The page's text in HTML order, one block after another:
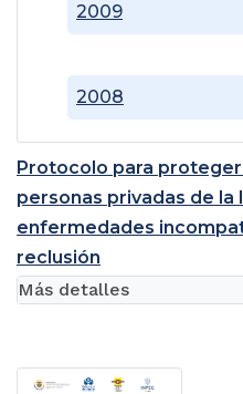
2008
2009
Protocolo para proteger
personas privadas de la
enfermedades
reclusión
Más detalles